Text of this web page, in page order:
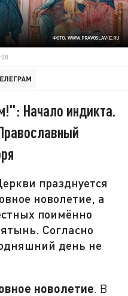
ФОТО: WWW.PRAVOSLAVIE.RU
Начало индикта.
празднуется
новолетие, а
поимённо
Согласно
день не
новолетие. В